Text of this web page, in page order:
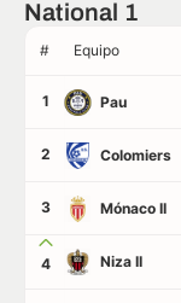
National 1
# Equipo
1 Pau
2 Colomiers
3 Mónaco II
4 Niza II